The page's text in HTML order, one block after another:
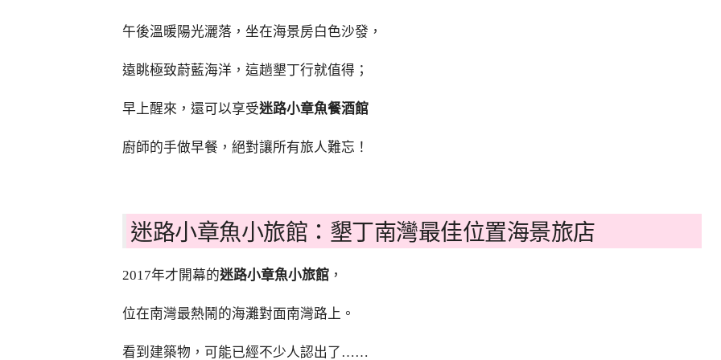
午後溫暖陽光灑落，坐在海景房白色沙發，
遠眺極致蔚藍海洋，這趟墾丁行就值得；
早上醒來，還可以享受迷路小章魚餐酒館
廚師的手做早餐，絕對讓所有旅人難忘！
迷路小章魚小旅館：墾丁南灣最佳位置海景旅店
2017年才開幕的迷路小章魚小旅館 ，
位在南灣最熱鬧的海灘對面南灣路上。
看到建築物，可能已經不少人認出了……